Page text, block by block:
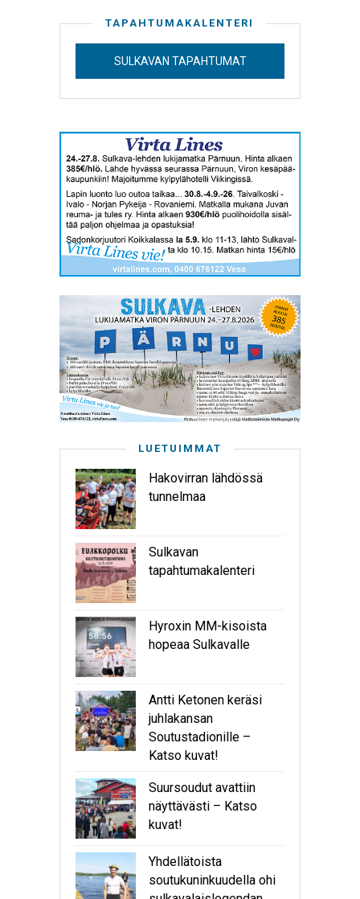
TAPAHTUMAKALENTERI
SULKAVAN TAPAHTUMAT
LUETUIMMAT
Hakovirran lähdössä
tunnelmaa
Sulkavan
tapahtumakalenteri
Hyroxin MM-kisoista
hopeaa Sulkavalle
Antti Ketonen keräsi
juhlakansan
Soutustadionille –
Katso kuvat!
Suursoudut avattiin
näyttävästi – Katso
kuvat!
Yhdellätoista
soutukuninkuudella ohi